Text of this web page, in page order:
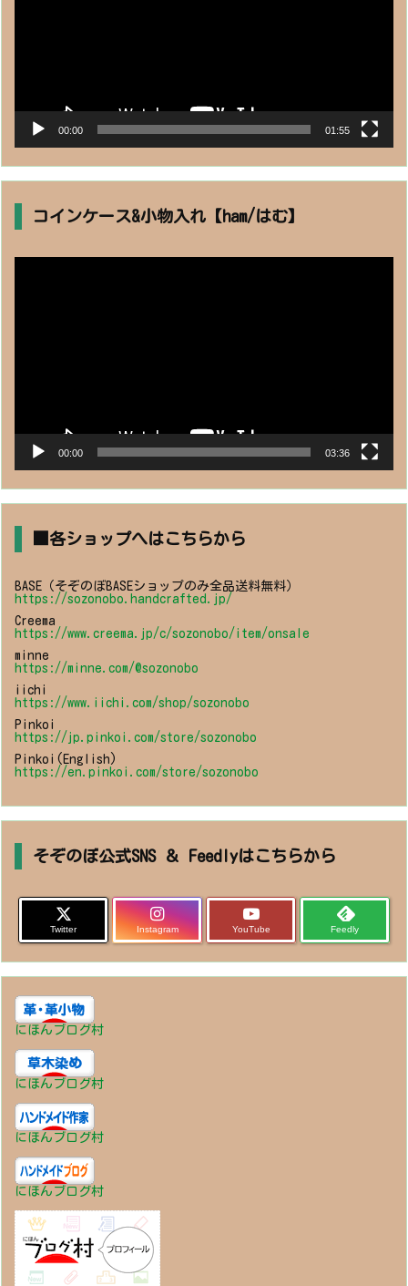
00:00 01:55
コインケース&小物入れ【ham/はむ】
00:00 03:36
■各ショップへはこちらから
BASE（そぞのぼBASEショップのみ全品送料無料）
https://sozonobo.handcrafted.jp/
Creema
https://www.creema.jp/c/sozonobo/item/onsale
minne
https://minne.com/@sozonobo
iichi
https://www.iichi.com/shop/sozonobo
Pinkoi
https://jp.pinkoi.com/store/sozonobo
Pinkoi(English)
https://en.pinkoi.com/store/sozonobo
そぞのぼ公式SNS ＆ Feedlyはこちらから
Twitter Instagram YouTube Feedly
にほんブログ村
にほんブログ村
にほんブログ村
にほんブログ村